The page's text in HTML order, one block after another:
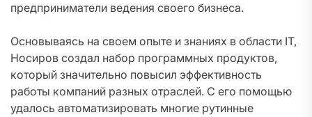
предприниматели ведения своего бизнеса.
Основываясь на своем опыте и знаниях в области IT,
Носиров создал набор программных продуктов,
который значительно повысил эффективность
работы компаний разных отраслей. С его помощью
удалось автоматизировать многие рутинные